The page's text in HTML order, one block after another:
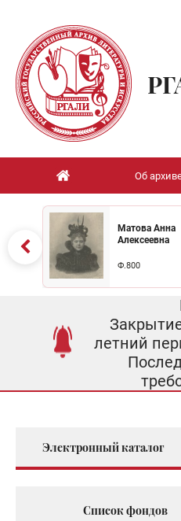
Об
Матова Анна
Алексеевна
Ф.800
летний
Электронный каталог
Список фондов